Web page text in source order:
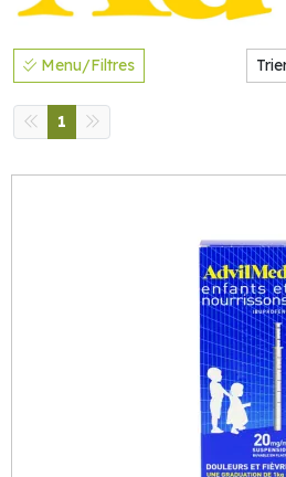
Menu/Filtres
1